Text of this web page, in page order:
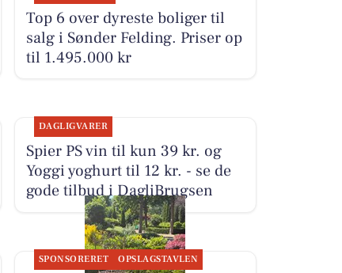
Top 6 over dyreste boliger til
salg i Sønder Felding. Priser op
til 1.495.000 kr
DAGLIGVARER
Spier PS vin til kun 39 kr. og
Yoggi yoghurt til 12 kr. - se de
gode tilbud i DagliBrugsen
SPONSORERET OPSLAGSTAVLEN